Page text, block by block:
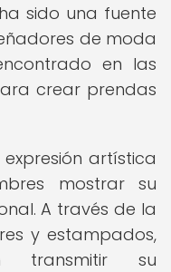
sido una fuente
de moda
en las
crear prendas
artística
mostrar su
A través de la
y estampados,
transmitir su